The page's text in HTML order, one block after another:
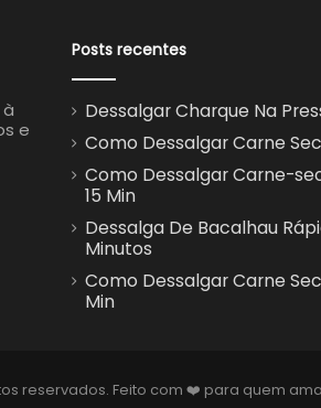
e
Posts recentes
Dessalgar Charque Na
Como Dessalgar Carne
Como Dessalgar Carne-
15 Min
Dessalga De Bacalhau
Minutos
Como Dessalgar Carne
Min
reservados. Feito com ❤️ para quem